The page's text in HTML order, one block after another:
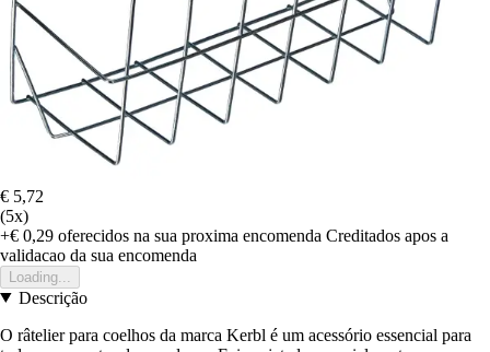
€ 5,72
(5x)
+€ 0,29 oferecidos na sua proxima encomenda Creditados apos a
validacao da sua encomenda
Loading...
Descrição
O râtelier para coelhos da marca Kerbl é um acessório essencial para